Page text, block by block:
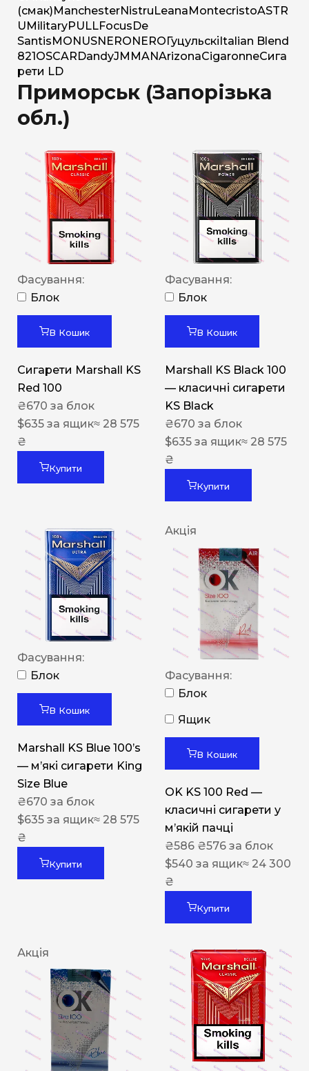
(смак) ManchesterNistru Leana MontecristoASTR
U MilitaryPULLFocus De
Santis MONUSNERO NERO Гуцульскі Italian Blend
821 OSCAR DandyJM MANArizonaCigaronneСига
рети LD
Приморськ (Запорізька
обл.)
Фасування:
Блок
В Кошик
Сигарети Marshall KS
Red 100
₴670 за блок
$635 за ящик≈ 28 575
₴
Купити
Фасування:
Блок
В Кошик
Marshall KS Black 100
— класичні сигарети
KS Black
₴670 за блок
$635 за ящик≈ 28 575
₴
Купити
Фасування:
Блок
В Кошик
Marshall KS Blue 100’s
— м’які сигарети King
Size Blue
₴670 за блок
$635 за ящик≈ 28 575
₴
Купити
Акція
Фасування:
Блок
Ящик
В Кошик
OK KS 100 Red —
класичні сигарети у
м’якій пачці
₴586 ₴576 за блок
$540 за ящик≈ 24 300
₴
Купити
Акція